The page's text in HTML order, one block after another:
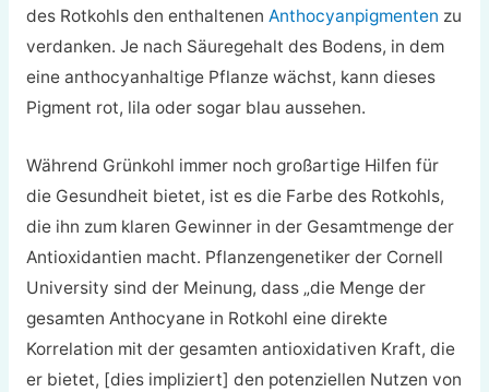
des Rotkohls den enthaltenen Anthocyanpigmenten zu
verdanken. Je nach Säuregehalt des Bodens, in dem
eine anthocyanhaltige Pflanze wächst, kann dieses
Pigment rot, lila oder sogar blau aussehen.
Während Grünkohl immer noch großartige Hilfen für
die Gesundheit bietet, ist es die Farbe des Rotkohls,
die ihn zum klaren Gewinner in der Gesamtmenge der
Antioxidantien macht. Pflanzengenetiker der Cornell
University sind der Meinung, dass „die Menge der
gesamten Anthocyane in Rotkohl eine direkte
Korrelation mit der gesamten antioxidativen Kraft, die
er bietet, [dies impliziert] den potenziellen Nutzen von